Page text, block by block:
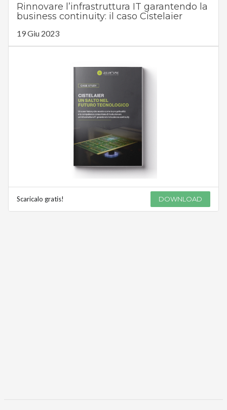
Rinnovare l’infrastruttura IT garantendo la
business continuity: il caso Cistelaier
19 Giu 2023
Scaricalo gratis! DOWNLOAD